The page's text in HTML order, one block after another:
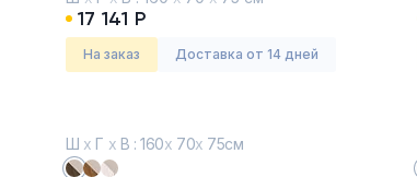
17 141 Р
На заказ Доставка от 14 дней
Ш х Г х В : 160х 70х 75см